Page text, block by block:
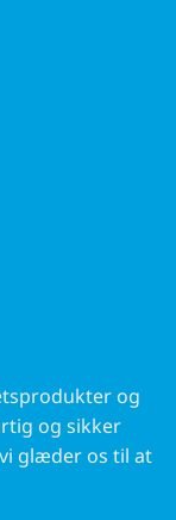
og
og sikker
glæder os til at